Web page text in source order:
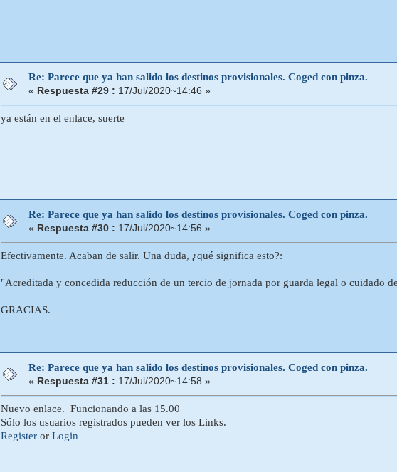
Re: Parece que ya han salido los destinos provisionales. Coged con pinza.
« Respuesta #29 : 17/Jul/2020~14:46 »
ya están en el enlace, suerte
Re: Parece que ya han salido los destinos provisionales. Coged con pinza.
« Respuesta #30 : 17/Jul/2020~14:56 »
Efectivamente. Acaban de salir. Una duda, ¿qué significa esto?:
"Acreditada y concedida reducción de un tercio de jornada por guarda legal o cuidado
GRACIAS.
Re: Parece que ya han salido los destinos provisionales. Coged con pinza.
« Respuesta #31 : 17/Jul/2020~14:58 »
Nuevo enlace. Funcionando a las 15.00
Sólo los usuarios registrados pueden ver los Links.
Register or Login